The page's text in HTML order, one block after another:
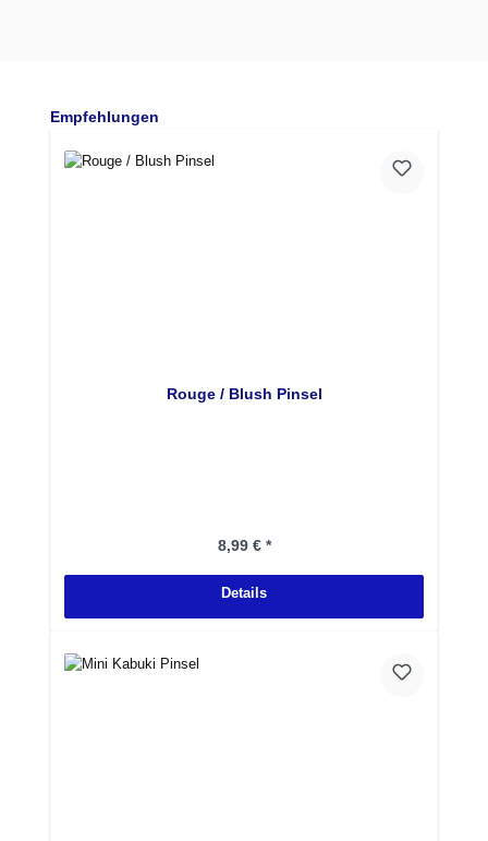
Produktgalerie überspringen
Empfehlungen
Rouge / Blush Pinsel
Regulärer Preis:
8,99 € *
Details